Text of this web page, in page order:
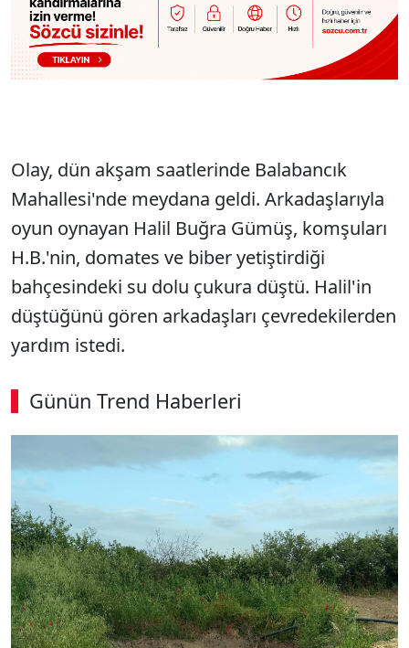
Olay, dün akşam saatlerinde Balabancık
Mahallesi'nde meydana geldi. Arkadaşlarıyla
oyun oynayan Halil Buğra Gümüş, komşuları
H.B.'nin, domates ve biber yetiştirdiği
bahçesindeki su dolu çukura düştü. Halil'in
düştüğünü gören arkadaşları çevredekilerden
yardım istedi.
Günün Trend Haberleri
00:02 / 09:08
Sesi Aç